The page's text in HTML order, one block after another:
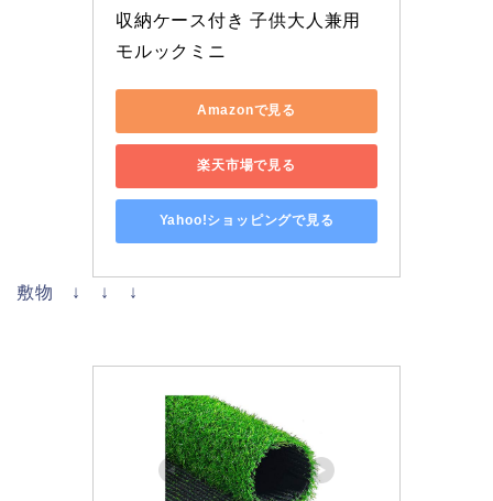
収納ケース付き 子供大人兼用
モルックミニ
Amazonで見る
楽天市場で見る
Yahoo!ショッピングで見る
敷物 ↓ ↓ ↓